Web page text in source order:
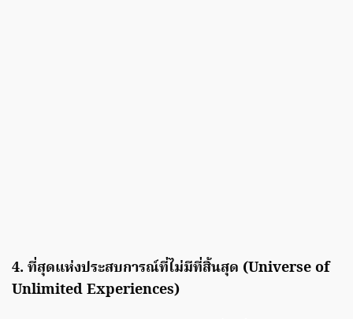
4. ที่สุดแห่งประสบการณ์ที่ไม่มีที่สิ้นสุด (Universe of
Unlimited Experiences)